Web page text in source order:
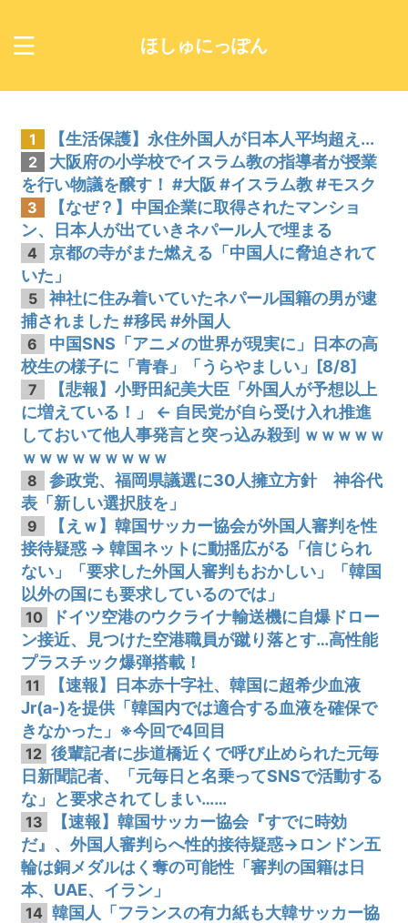
ほしゅにっぽん
1 【生活保護】永住外国人が日本人平均超え...
2
大阪府の小学校でイスラム教の指導者が授業
を行い物議を醸す！ #大阪 #イスラム教 #モスク
3
【なぜ？】中国企業に取得されたマンショ
ン、日本人が出ていきネパール人で埋まる
4
京都の寺がまた燃える「中国人に脅迫されて
いた」
5
神社に住み着いていたネパール国籍の男が逮
捕されました #移民 #外国人
6
中国SNS「アニメの世界が現実に」日本の高
校生の様子に「青春」「うらやましい」[8/8]
7
【悲報】小野田紀美大臣「外国人が予想以上
に増えている！」 ← 自民党が自ら受け入れ推進
しておいて他人事発言と突っ込み殺到 ｗｗｗｗｗ
ｗｗｗｗｗｗｗｗｗ
8
参政党、福岡県議選に30人擁立方針 神谷代
表「新しい選択肢を」
9
【えｗ】韓国サッカー協会が外国人審判を性
接待疑惑 → 韓国ネットに動揺広がる「信じられ
ない」「要求した外国人審判もおかしい」「韓国
以外の国にも要求しているのでは」
10
ドイツ空港のウクライナ輸送機に自爆ドロー
ン接近、見つけた空港職員が蹴り落とす…高性能
プラスチック爆弾搭載！
11
【速報】日本赤十字社、韓国に超希少血液
Jr(a-)を提供「韓国内では適合する血液を確保で
きなかった」※今回で4回目
12 後輩記者に歩道橋近くで呼び止められた元毎
日新聞記者、「元毎日と名乗ってSNSで活動する
な」と要求されてしまい……
13
【速報】韓国サッカー協会『すでに時効
だ』、外国人審判らへ性的接待疑惑→ロンドン五
輪は銅メダルはく奪の可能性「審判の国籍は日
本、UAE、イラン」
14 韓国人「フランスの有力紙も大韓サッカー協